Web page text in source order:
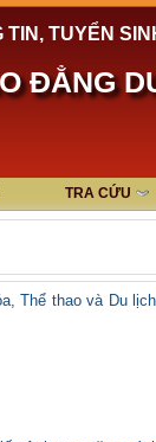
TIN, TUYỂN
ĐẲNG
TRA CỨU
Thể thao và Du